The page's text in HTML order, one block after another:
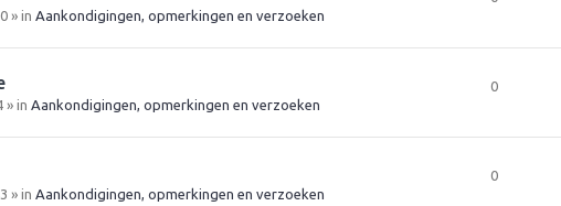
» in Aankondigingen, opmerkingen en verzoeken
» in Aankondigingen, opmerkingen en verzoeken
0
» in Aankondigingen, opmerkingen en verzoeken
0